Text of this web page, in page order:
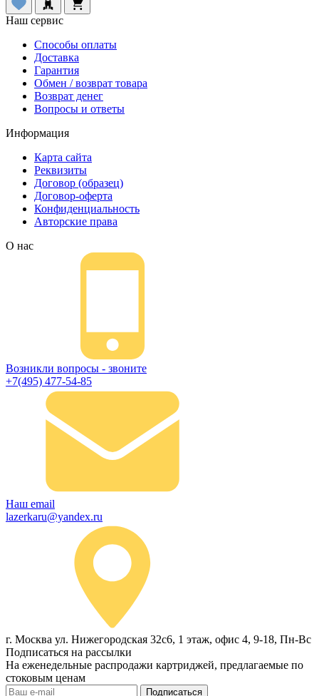
Наш сервис
Способы оплаты
Доставка
Гарантия
Обмен / возврат товара
Возврат денег
Вопросы и ответы
Информация
Карта сайта
Реквизиты
Договор (образец)
Договор-оферта
Конфиденциальность
Авторские права
О нас
Возникли вопросы - звоните
+7(495) 477-54-85
Наш email
lazerkaru@yandex.ru
г. Москва ул. Нижегородская 32с6, 1 этаж, офис 4, 9-18, Пн-Вс
Подписаться на рассылки
На еженедельные распродажи картриджей, предлагаемые по
стоковым ценам
Подписаться